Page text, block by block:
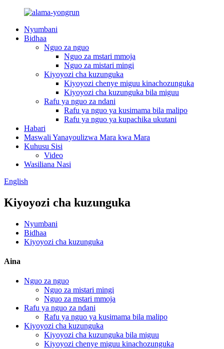
Nyumbani
Bidhaa
Nguo za nguo
Nguo za mstari mmoja
Nguo za mistari mingi
Kiyoyozi cha kuzunguka
Kiyoyozi chenye miguu kinachozunguka
Kiyoyozi cha kuzunguka bila miguu
Rafu ya nguo za ndani
Rafu ya nguo ya kusimama bila malipo
Rafu ya nguo ya kupachika ukutani
Habari
Maswali Yanayoulizwa Mara kwa Mara
Kuhusu Sisi
Video
Wasiliana Nasi
English
Kiyoyozi cha kuzunguka
Nyumbani
Bidhaa
Kiyoyozi cha kuzunguka
Aina
Nguo za nguo
Nguo za mistari mingi
Nguo za mstari mmoja
Rafu ya nguo za ndani
Rafu ya nguo ya kusimama bila malipo
Kiyoyozi cha kuzunguka
Kiyoyozi cha kuzunguka bila miguu
Kiyoyozi chenye miguu kinachozunguka